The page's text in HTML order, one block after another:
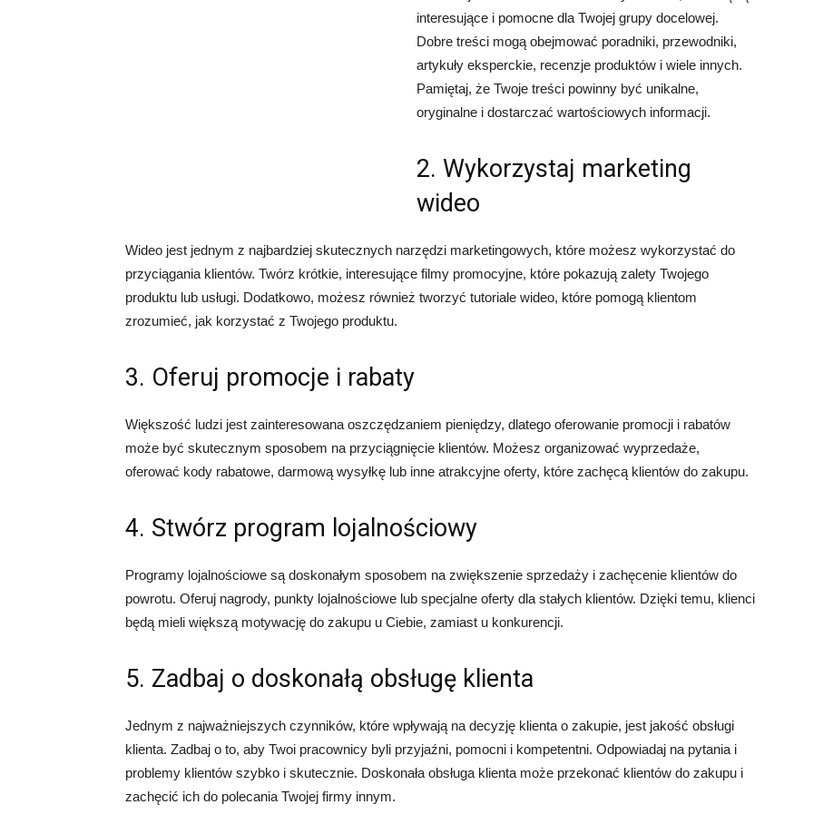
interesujące i pomocne dla Twojej grupy docelowej.
Dobre treści mogą obejmować poradniki, przewodniki,
artykuły eksperckie, recenzje produktów i wiele innych.
Pamiętaj, że Twoje treści powinny być unikalne,
oryginalne i dostarczać wartościowych informacji.
2. Wykorzystaj marketing
wideo
Wideo jest jednym z najbardziej skutecznych narzędzi marketingowych, które możesz wykorzystać do
przyciągania klientów. Twórz krótkie, interesujące filmy promocyjne, które pokazują zalety Twojego
produktu lub usługi. Dodatkowo, możesz również tworzyć tutoriale wideo, które pomogą klientom
zrozumieć, jak korzystać z Twojego produktu.
3. Oferuj promocje i rabaty
Większość ludzi jest zainteresowana oszczędzaniem pieniędzy, dlatego oferowanie promocji i rabatów
może być skutecznym sposobem na przyciągnięcie klientów. Możesz organizować wyprzedaże,
oferować kody rabatowe, darmową wysyłkę lub inne atrakcyjne oferty, które zachęcą klientów do zakupu.
4. Stwórz program lojalnościowy
Programy lojalnościowe są doskonałym sposobem na zwiększenie sprzedaży i zachęcenie klientów do
powrotu. Oferuj nagrody, punkty lojalnościowe lub specjalne oferty dla stałych klientów. Dzięki temu, klienci
będą mieli większą motywację do zakupu u Ciebie, zamiast u konkurencji.
5. Zadbaj o doskonałą obsługę klienta
Jednym z najważniejszych czynników, które wpływają na decyzję klienta o zakupie, jest jakość obsługi
klienta. Zadbaj o to, aby Twoi pracownicy byli przyjaźni, pomocni i kompetentni. Odpowiadaj na pytania i
problemy klientów szybko i skutecznie. Doskonała obsługa klienta może przekonać klientów do zakupu i
zachęcić ich do polecania Twojej firmy innym.